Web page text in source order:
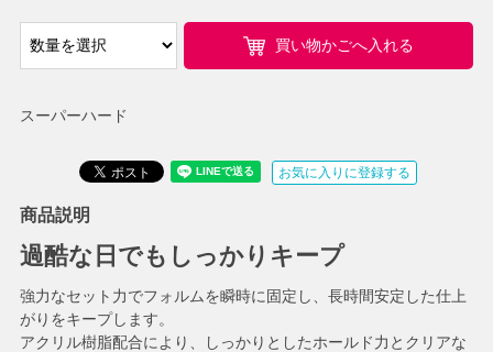
スーパーハード
買い物かごへ入れる
お気に入りに登録する
商品説明
過酷な日でもしっかりキープ
強力なセット力でフォルムを瞬時に固定し、長時間安定した仕上
がりをキープします。
アクリル樹脂配合により、しっかりとしたホールド力とクリアな